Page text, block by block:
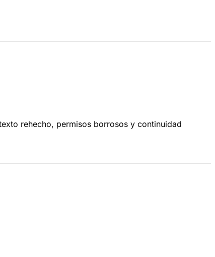
rehecho, permisos borrosos y continuidad